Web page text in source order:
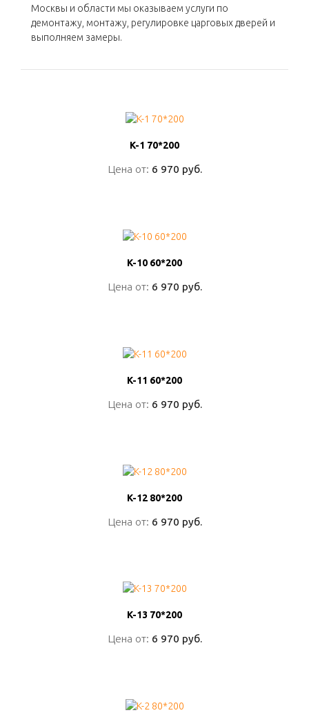
Москвы и области мы оказываем услуги по
демонтажу, монтажу, регулировке царговых дверей и
выполняем замеры.
K-1 70*200
Цена от: 6 970 руб.
K-1 70*200
Цена от: 6 970 руб.
K-10 60*200
Цена от: 6 970 руб.
K-10 60*200
Цена от: 6 970 руб.
K-11 60*200
Цена от: 6 970 руб.
K-11 60*200
Цена от: 6 970 руб.
K-12 80*200
Цена от: 6 970 руб.
K-12 80*200
Цена от: 6 970 руб.
K-13 70*200
Цена от: 6 970 руб.
K-13 70*200
Цена от: 6 970 руб.